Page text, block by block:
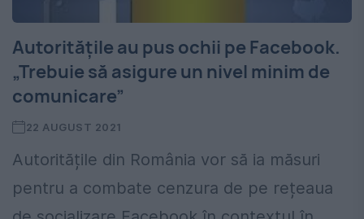
Autoritățile au pus ochii pe Facebook.
„Trebuie să asigure un nivel minim de
comunicare”
22 AUGUST 2021
Autoritățile din România vor să ia măsuri
pentru a combate cenzura de pe rețeaua